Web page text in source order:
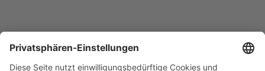
Leistungsbeschreibung